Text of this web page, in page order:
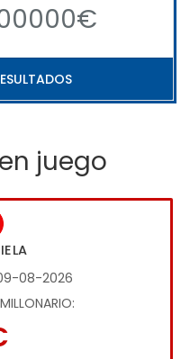
juego
08-2026